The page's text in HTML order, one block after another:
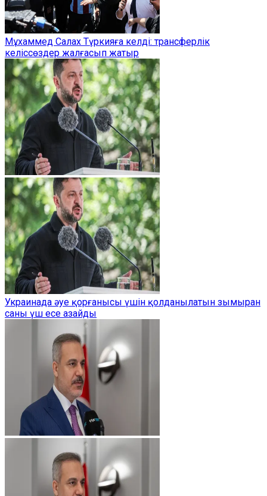
Мұхаммед Салах Түркияға келді: трансферлік
келіссөздер жалғасып жатыр
Украинада әуе қорғанысы үшін қолданылатын зымыран
саны үш есе азайды